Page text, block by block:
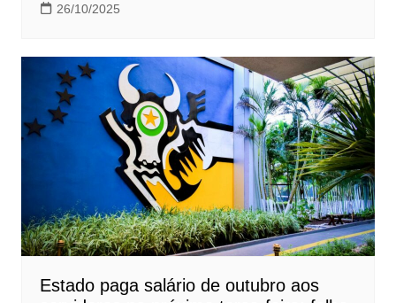
26/10/2025
Estado paga salário de outubro aos